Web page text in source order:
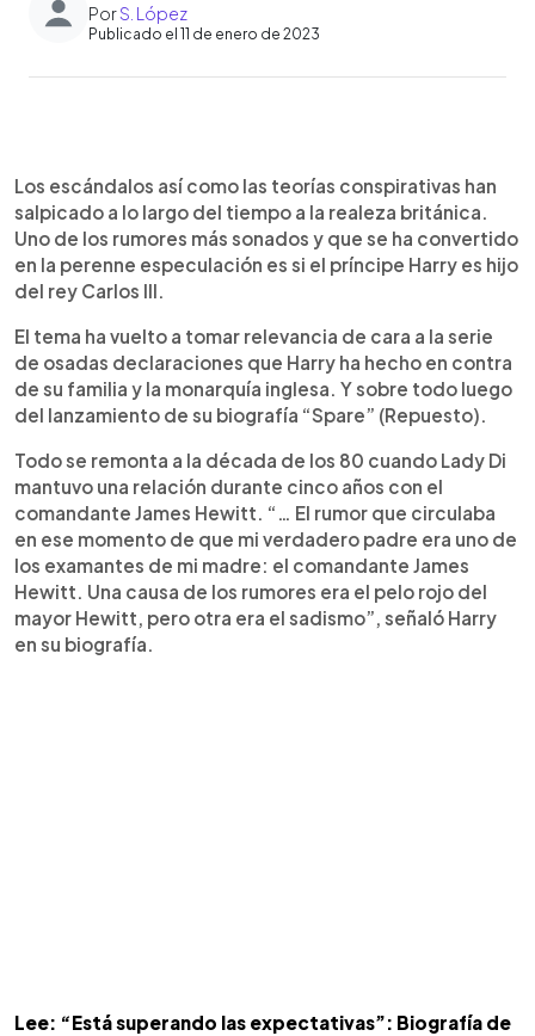
PorS. López
Publicado el 11 de enero de 2023
► Escuchar artículo
Los escándalos así como las teorías conspirativas han
salpicado a lo largo del tiempo a la realeza británica.
Uno de los rumores más sonados y que se ha convertido
en la perenne especulación es si el príncipe Harry es hijo
del rey Carlos III.
El tema ha vuelto a tomar relevancia de cara a la serie
de osadas declaraciones que Harry ha hecho en contra
de su familia y la monarquía inglesa. Y sobre todo luego
del lanzamiento de su biografía “Spare” (Repuesto).
Todo se remonta a la década de los 80 cuando Lady Di
mantuvo una relación durante cinco años con el
comandante James Hewitt. “… El rumor que circulaba
en ese momento de que mi verdadero padre era uno de
los examantes de mi madre: el comandante James
Hewitt. Una causa de los rumores era el pelo rojo del
mayor Hewitt, pero otra era el sadismo”, señaló Harry
en su biografía.
Lee: “Está superando las expectativas”: Biografía de